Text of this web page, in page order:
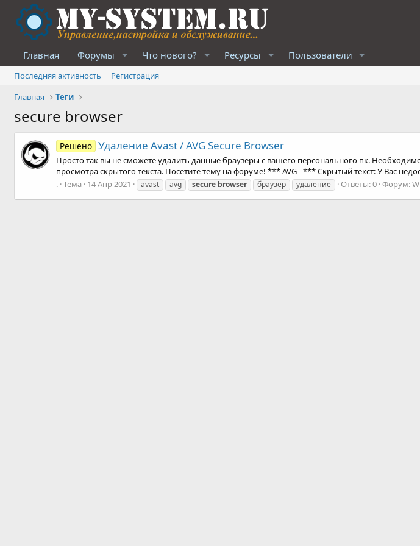
Главная Форумы Что нового? Ресурсы Пользователи
Последняя активность
Регистрация
Главная
Теги
secure browser
Решено Удаление Avast / AVG Secure Browser
Просто так вы не сможете удалить данные браузеры с вашего персонального пк.
просмотра скрытого текста. Посетите тему на форуме! *** AVG - *** Скрытый текст: У Вас
. Тема 14 Апр 2021 avast avg secure browser браузер удаление Ответы: 0 Форум: